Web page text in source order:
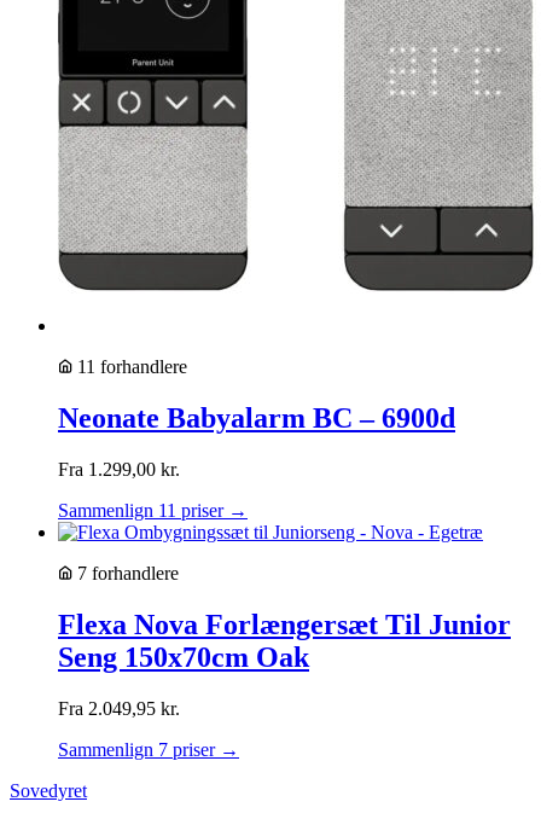
11 forhandlere
Neonate Babyalarm BC – 6900d
Fra 1.299,00 kr.
Sammenlign 11 priser →
7 forhandlere
Flexa Nova Forlængersæt Til Junior
Seng 150x70cm Oak
Fra 2.049,95 kr.
Sammenlign 7 priser →
Sovedyret